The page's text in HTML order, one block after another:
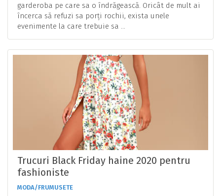
garderoba pe care sa o îndrăgească. Oricât de mult ai
încerca să refuzi sa porți rochii, exista unele
evenimente la care trebuie sa ...
Trucuri Black Friday haine 2020 pentru
fashioniste
MODA/FRUMUSETE